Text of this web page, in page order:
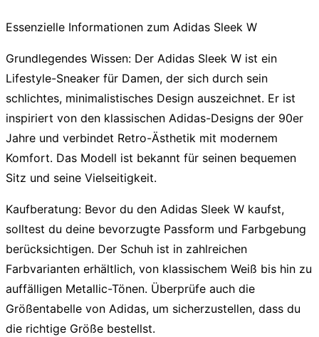
Essenzielle Informationen zum Adidas Sleek W
Grundlegendes Wissen: Der Adidas Sleek W ist ein
Lifestyle-Sneaker für Damen, der sich durch sein
schlichtes, minimalistisches Design auszeichnet. Er ist
inspiriert von den klassischen Adidas-Designs der 90er
Jahre und verbindet Retro-Ästhetik mit modernem
Komfort. Das Modell ist bekannt für seinen bequemen
Sitz und seine Vielseitigkeit.
Kaufberatung: Bevor du den Adidas Sleek W kaufst,
solltest du deine bevorzugte Passform und Farbgebung
berücksichtigen. Der Schuh ist in zahlreichen
Farbvarianten erhältlich, von klassischem Weiß bis hin zu
auffälligen Metallic-Tönen. Überprüfe auch die
Größentabelle von Adidas, um sicherzustellen, dass du
die richtige Größe bestellst.